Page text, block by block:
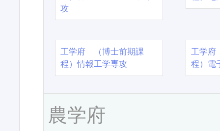
攻
工学府 （博士前期課
程）情報工学専攻
工学
程）電
農学府